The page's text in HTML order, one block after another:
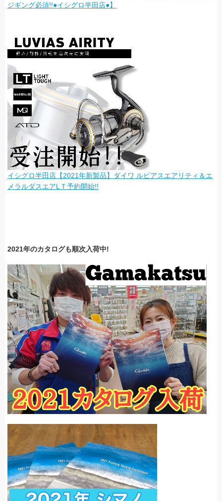
ジギング必須!!●イシグロ半田店●】
イシグロ半田店【2021年新製品】ダイワ ルビアスエアリティ＆エ
メラルダスエアLＴ予約開始!!
2021年のカタログも順次入荷中!